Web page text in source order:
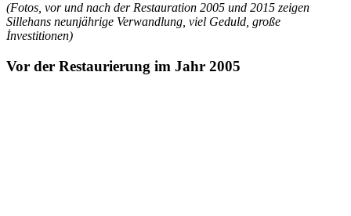
(Fotos, vor und nach der Restauration 2005 und 2015 zeigen
Sillehans neunjährige Verwandlung, viel Geduld, große
İnvestitionen)
Vor der Restaurierung im Jahr 2005